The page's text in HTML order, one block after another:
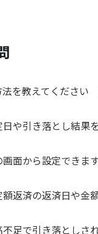
を教えてください
や引き落とし結果
面から設定できま
返済の返済日や金
足で引き落としさ